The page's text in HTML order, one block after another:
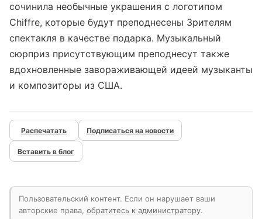
сочинила необычные украшения с логотипом
Chiffre, которые будут преподнесены Зрителям
спектакля в качестве подарка. Музыкальный
сюрприз присутствующим преподнесут также
вдохновленные завораживающей идеей музыканты
и композиторы из США.
Подписаться на новости
Вставить в блог
Пользовательский контент. Если он нарушает ваши
авторские права, обратитесь к администратору.